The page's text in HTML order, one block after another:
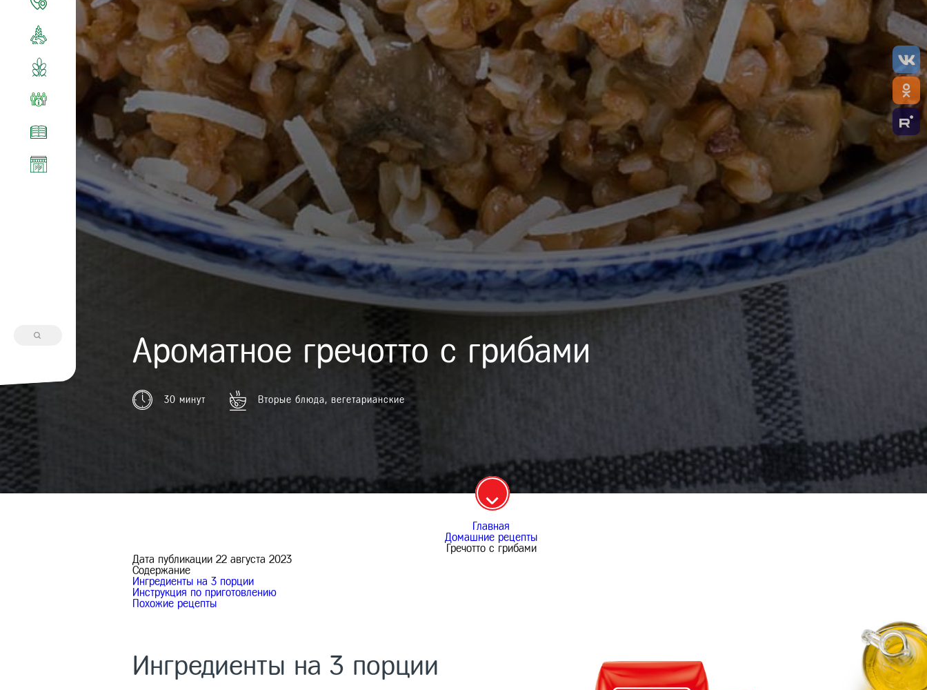
Ароматное гречотто с грибами
30 минут Вторые блюда, вегетарианские
Главная
Домашние рецепты
Гречотто с грибами
Дата публикации 22 августа 2023
Содержание
Ингредиенты на 3 порции
Инструкция по приготовлению
Похожие рецепты
Ингредиенты на 3 порции